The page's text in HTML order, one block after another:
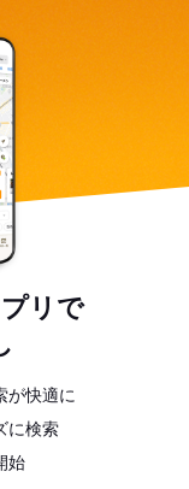
リで
が快適に
に検索
始